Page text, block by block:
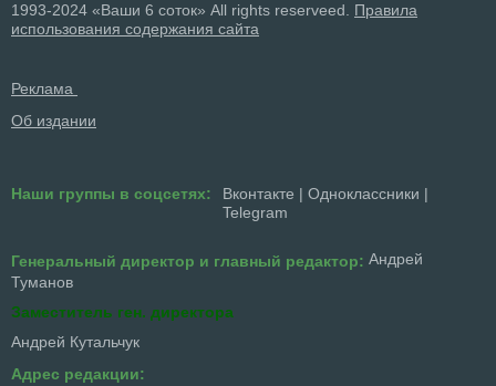
1993-2024 «Ваши 6 соток» All rights reserveed. Правила
использования содержания сайта
Реклама
Об издании
Наши группы в соцсетях: Вконтакте | Одноклассники |
Telegram
Генеральный директор и главный редактор: Андрей
Туманов
Заместитель ген. директора
Андрей Кутальчук
Адрес редакции: